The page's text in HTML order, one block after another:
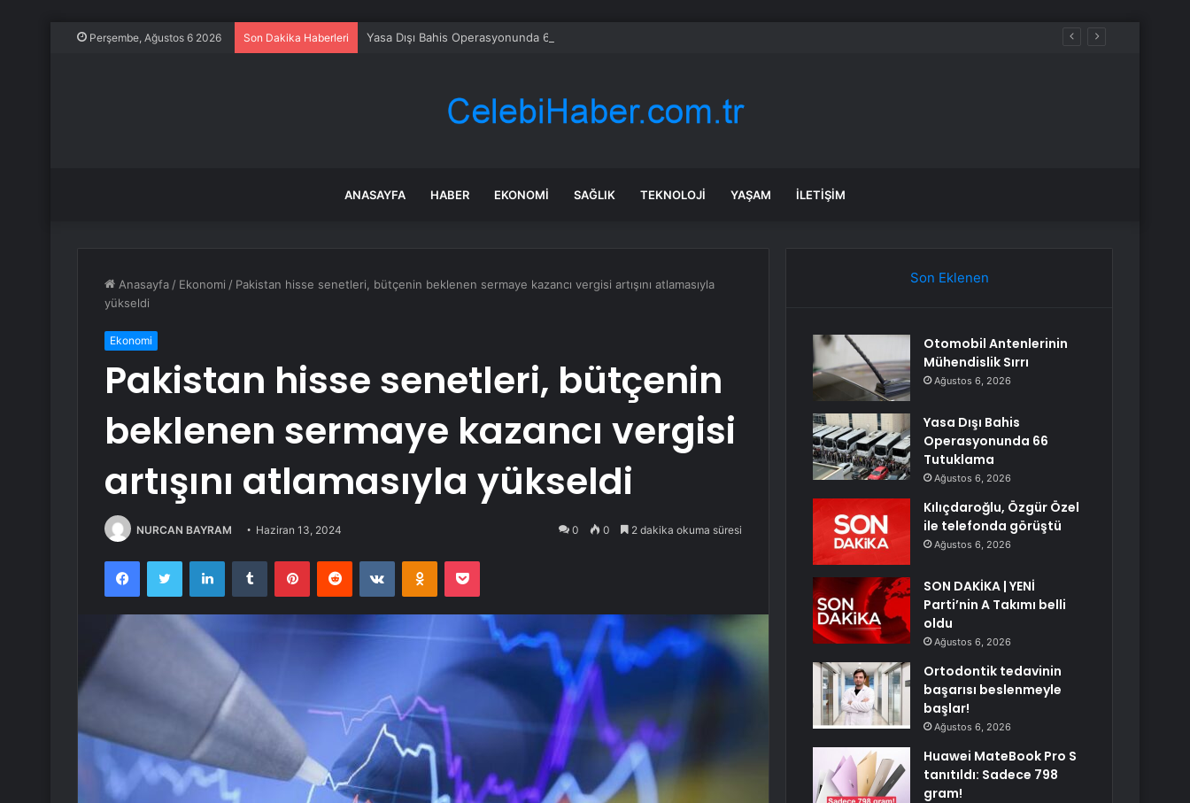
Perşembe, Ağustos 6 2026 Son Dakika Haberleri Yasa Dışı Bahis Operasyonunda 66 Tutuklama
ANASAYFA HABER EKONOMI SAĞLIK TEKNOLOJI YAŞAM İLETIŞIM
Anasayfa / Ekonomi / Pakistan hisse senetleri, bütçenin beklenen sermaye kazancı vergisi artışını atlamasıyla
yükseldi
Ekonomi
Pakistan hisse senetleri, bütçenin
beklenen sermaye kazancı vergisi
artışını atlamasıyla yükseldi
NURCAN BAYRAM Haziran 13, 2024 0 0 2 dakika okuma süresi
FacebookTwitter LinkedInTumblr PinterestReddit VKontakteOdnoklassniki
Pocket
Son Eklenen
Otomobil Antenlerinin
Mühendislik Sırrı
Ağustos 6, 2026
Yasa Dışı Bahis
Operasyonunda 66
Tutuklama
Ağustos 6, 2026
Kılıçdaroğlu, Özgür Özel
ile telefonda görüştü
Ağustos 6, 2026
SON DAKİKA | YENİ
Parti’nin A Takımı belli
oldu
Ağustos 6, 2026
Ortodontik tedavinin
başarısı beslenmeyle
başlar!
Ağustos 6, 2026
Huawei MateBook Pro S
tanıtıldı: Sadece 798
gram!